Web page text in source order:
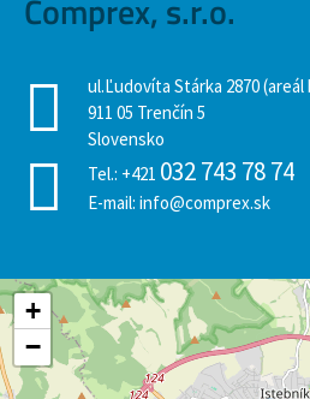
Comprex, s.r.o.
ul.Ľudovíta Stárka 2870 (areál
911 05 Trenčín 5
Slovensko
Tel.: +421 032 743 78 74
E-mail: info@comprex.sk
+
−